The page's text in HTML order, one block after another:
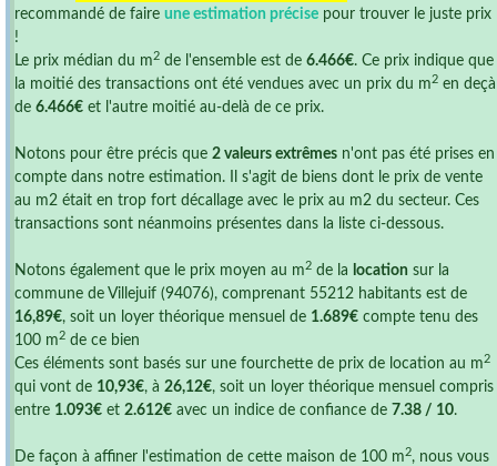
recommandé de faire une estimation précise pour trouver le juste prix
!
Le prix médian du m 2 de l'ensemble est de 6.466€. Ce prix indique que
la moitié des transactions ont été vendues avec un prix du m 2 en deçà
de 6.466€ et l'autre moitié au-delà de ce prix.
Notons pour être précis que 2 valeurs extrêmes n'ont pas été prises en
compte dans notre estimation. Il s'agit de biens dont le prix de vente
au m2 était en trop fort décallage avec le prix au m2 du secteur. Ces
transactions sont néanmoins présentes dans la liste ci-dessous.
Notons également que le prix moyen au m 2 de la location sur la
commune de Villejuif (94076), comprenant 55212 habitants est de
16,89€, soit un loyer théorique mensuel de 1.689€ compte tenu des
100 m 2 de ce bien
Ces éléments sont basés sur une fourchette de prix de location au m 2
qui vont de 10,93€, à 26,12€, soit un loyer théorique mensuel compris
entre 1.093€ et 2.612€ avec un indice de confiance de 7.38 / 10.
De façon à affiner l'estimation de cette maison de 100 m 2, nous vous